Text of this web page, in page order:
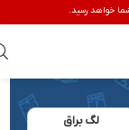
لگ براق